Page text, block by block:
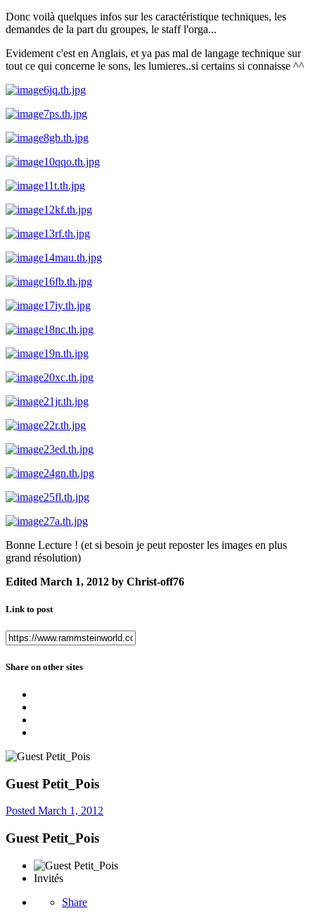
Donc voilà quelques infos sur les caractéristique techniques, les
demandes de la part du groupes, le staff l'orga...
Evidement c'est en Anglais, et ya pas mal de langage technique sur
tout ce qui concerne le sons, les lumieres..si certains si connaisse ^^
Bonne Lecture ! (et si besoin je peut reposter les images en plus
grand résolution)
Edited March 1, 2012 by Christ-off76
Link to post
Share on other sites
Guest Petit_Pois
Posted March 1, 2012
Guest Petit_Pois
Invités
Share